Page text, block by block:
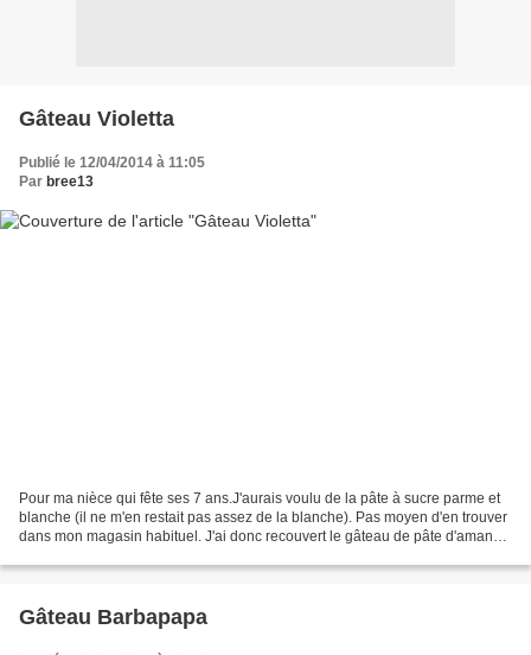
Gâteau Violetta
Publié le 12/04/2014 à 11:05
Par bree13
Pour ma nièce qui fête ses 7 ans.J'aurais voulu de la pâte à sucre parme et
blanche (il ne m'en restait pas assez de la blanche). Pas moyen d'en trouver
dans mon magasin habituel. J'ai donc recouvert le gâteau de pâte d'amande
Gâteau Barbapapa